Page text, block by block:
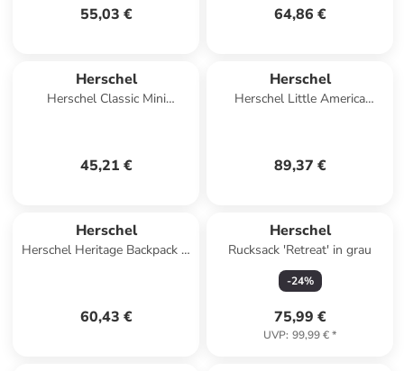
55,03 € 64,86 €
Herschel
Herschel Classic Mini
45,21 €
Herschel
Herschel Little America
89,37 €
Herschel
Herschel Heritage Backpack in
60,43 €
Herschel
Rucksack 'Retreat' in grau
-24%
75,99 €
UVP: 99,99 €*